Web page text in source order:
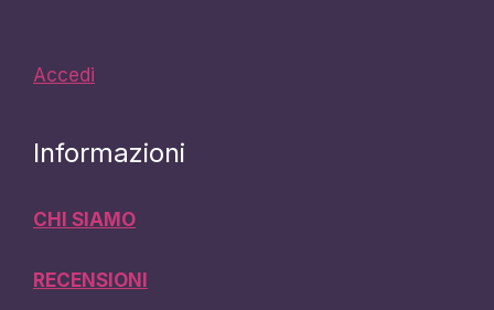
Accedi
Informazioni
CHI SIAMO
RECENSIONI